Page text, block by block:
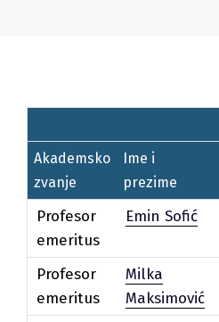
Akademsko
zvanje
Ime i
prezime
Profesor
emeritus
Emin Sofić
Profesor
emeritus
Milka
Maksimović